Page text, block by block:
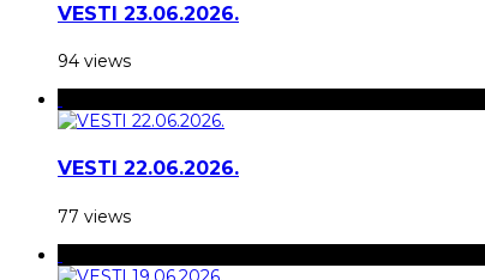
VESTI 23.06.2026.
94 views
VESTI 22.06.2026.
77 views